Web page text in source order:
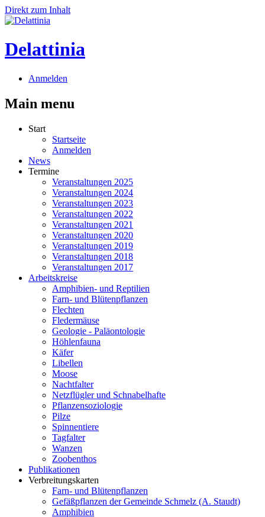
Direkt zum Inhalt
Delattinia
Anmelden
Main menu
Start
Startseite
Anmelden
News
Termine
Veranstaltungen 2025
Veranstaltungen 2024
Veranstaltungen 2023
Veranstaltungen 2022
Veranstaltungen 2021
Veranstaltungen 2020
Veranstaltungen 2019
Veranstaltungen 2018
Veranstaltungen 2017
Arbeitskreise
Amphibien- und Reptilien
Farn- und Blütenpflanzen
Flechten
Fledermäuse
Geologie - Paläontologie
Höhlenfauna
Käfer
Libellen
Moose
Nachtfalter
Netzflügler und Schnabelhafte
Pflanzensoziologie
Pilze
Spinnentiere
Tagfalter
Wanzen
Zoobenthos
Publikationen
Verbreitungskarten
Farn- und Blütenpflanzen
Gefäßpflanzen der Gemeinde Schmelz (A. Staudt)
Amphibien